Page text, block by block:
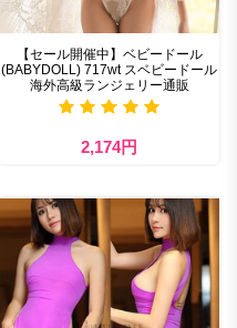
【セール開催中】ベビードール
(BABYDOLL) 717wt スベビードール
海外高級ランジェリー通販
2,174円